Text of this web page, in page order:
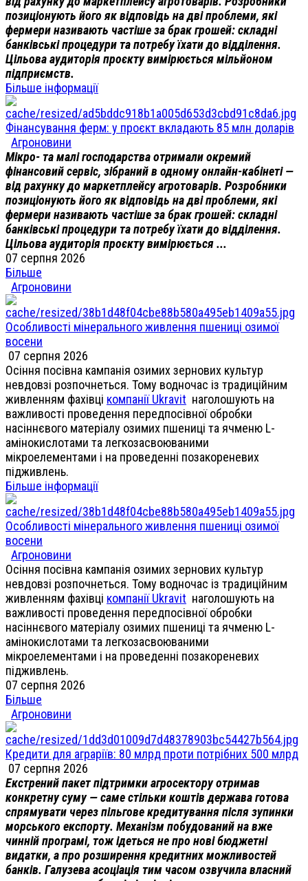
позиціонують його як відповідь на дві проблеми, які
фермери називають частіше за брак грошей: складні
банківські процедури та потребу їхати до відділення.
Цільова аудиторія проєкту вимірюється мільйоном
підприємств.
Більше інформації
Фінансування ферм: у проєкт вкладають 85 млн доларів
Агроновини
Мікро- та малі господарства отримали окремий
фінансовий сервіс, зібраний в одному онлайн-кабінеті —
від рахунку до маркетплейсу агротоварів. Розробники
позиціонують його як відповідь на дві проблеми, які
фермери називають частіше за брак грошей: складні
банківські процедури та потребу їхати до відділення.
Цільова аудиторія проєкту вимірюється ...
07 серпня 2026
Більше
Агроновини
Особливості мінерального живлення пшениці озимої
восени
07 серпня 2026
Осіння посівна кампанія озимих зернових культур
невдовзі розпочнеться. Тому водночас із традиційним
живленням фахівці компанії Ukravit наголошують на
важливості проведення передпосівної обробки
насіннєвого матеріалу озимих пшениці та ячменю L-
амінокислотами та легкозасвоюваними
мікроелементами і на проведенні позакореневих
підживлень.
Більше інформації
Особливості мінерального живлення пшениці озимої
восени
Агроновини
Осіння посівна кампанія озимих зернових культур
невдовзі розпочнеться. Тому водночас із традиційним
живленням фахівці компанії Ukravit наголошують на
важливості проведення передпосівної обробки
насіннєвого матеріалу озимих пшениці та ячменю L-
амінокислотами та легкозасвоюваними
мікроелементами і на проведенні позакореневих
підживлень.
07 серпня 2026
Більше
Агроновини
Кредити для аграріїв: 80 млрд проти потрібних 500 млрд
07 серпня 2026
Екстрений пакет підтримки агросектору отримав
конкретну суму — саме стільки коштів держава готова
спрямувати через пільгове кредитування після зупинки
морського експорту. Механізм побудований на вже
чинній програмі, тож ідеться не про нові бюджетні
видатки, а про розширення кредитних можливостей
банків. Галузева асоціація тим часом озвучила власний